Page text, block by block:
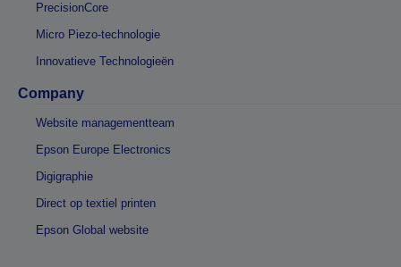
PrecisionCore
Micro Piezo-technologie
Innovatieve Technologieën
Company
Website managementteam
Epson Europe Electronics
Digigraphie
Direct op textiel printen
Epson Global website